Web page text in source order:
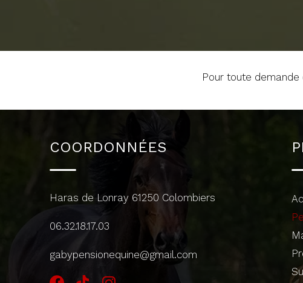
Pour toute
COORDONNÉES
Haras de Lonray 61250 Colombiers
06.32.18.17.03
gabypensionequine@gmail.com